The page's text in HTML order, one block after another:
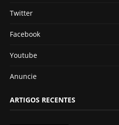
Twitter
Facebook
Youtube
Anuncie
ARTIGOS RECENTES